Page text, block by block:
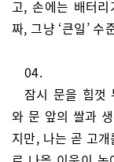
고, 손에는 배터
짜, 그냥 ‘큰일’ 수
04.
잠시 문을 힘껏
와 문 앞의 쌀과
지만, 나는 곧 고